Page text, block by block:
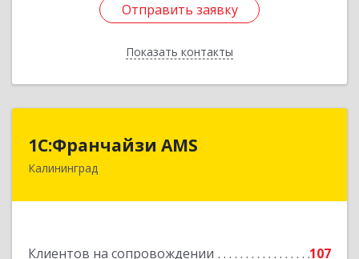
Отправить заявку
Показать контакты
Отправить заявку
Назад
1С:Франчайзи AMS
Калининград
Клиентов на сопровождении 107
238325, Калининградская обл, Гурьевский р-н,